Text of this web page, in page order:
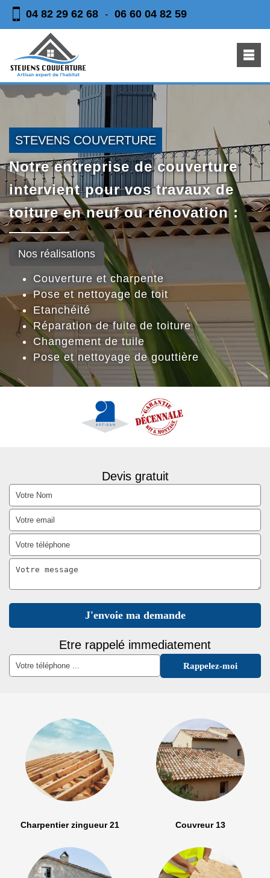
04 82 29 62 68 - 06 60 04 82 59
STEVENS COUVERTURE
Notre entreprise de couverture
intervient pour vos travaux de
toiture en neuf ou rénovation :
Nos réalisations
Couverture et charpente
Pose et nettoyage de toit
Etanchéité
Réparation de fuite de toiture
Changement de tuile
Pose et nettoyage de gouttière
Devis gratuit
Etre rappelé immediatement
Charpentier zingueur 21 Couvreur 13